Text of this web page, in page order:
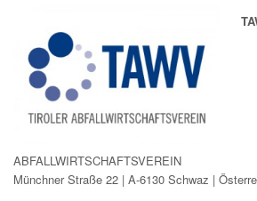
ABFALLWIRTSCHAFTSVEREIN
Münchner Straße 22 | A-6130 Schwaz |